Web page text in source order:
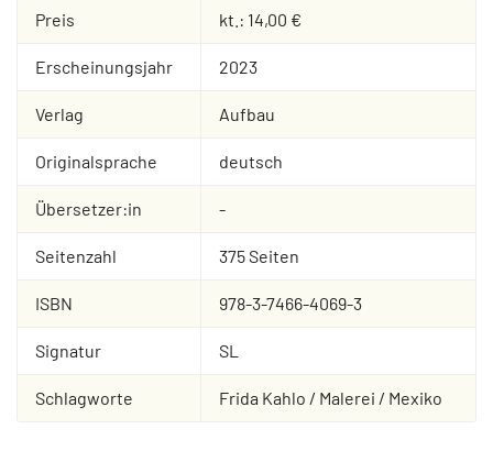
Preis kt.: 14,00 €
Erscheinungsjahr 2023
Verlag Aufbau
Originalsprache deutsch
Übersetzer:in -
Seitenzahl 375 Seiten
ISBN 978-3-7466-4069-3
Signatur SL
Schlagworte Frida Kahlo / Malerei / Mexiko